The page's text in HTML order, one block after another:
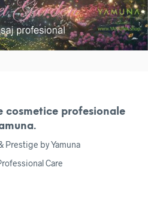
cosmetice profesionale
Prestige by Yamuna
Care